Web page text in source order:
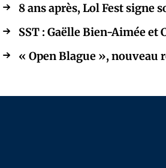
8 ans après, Lol Fest signe
SST : Gaëlle Bien-Aimée et
« Open Blague »,